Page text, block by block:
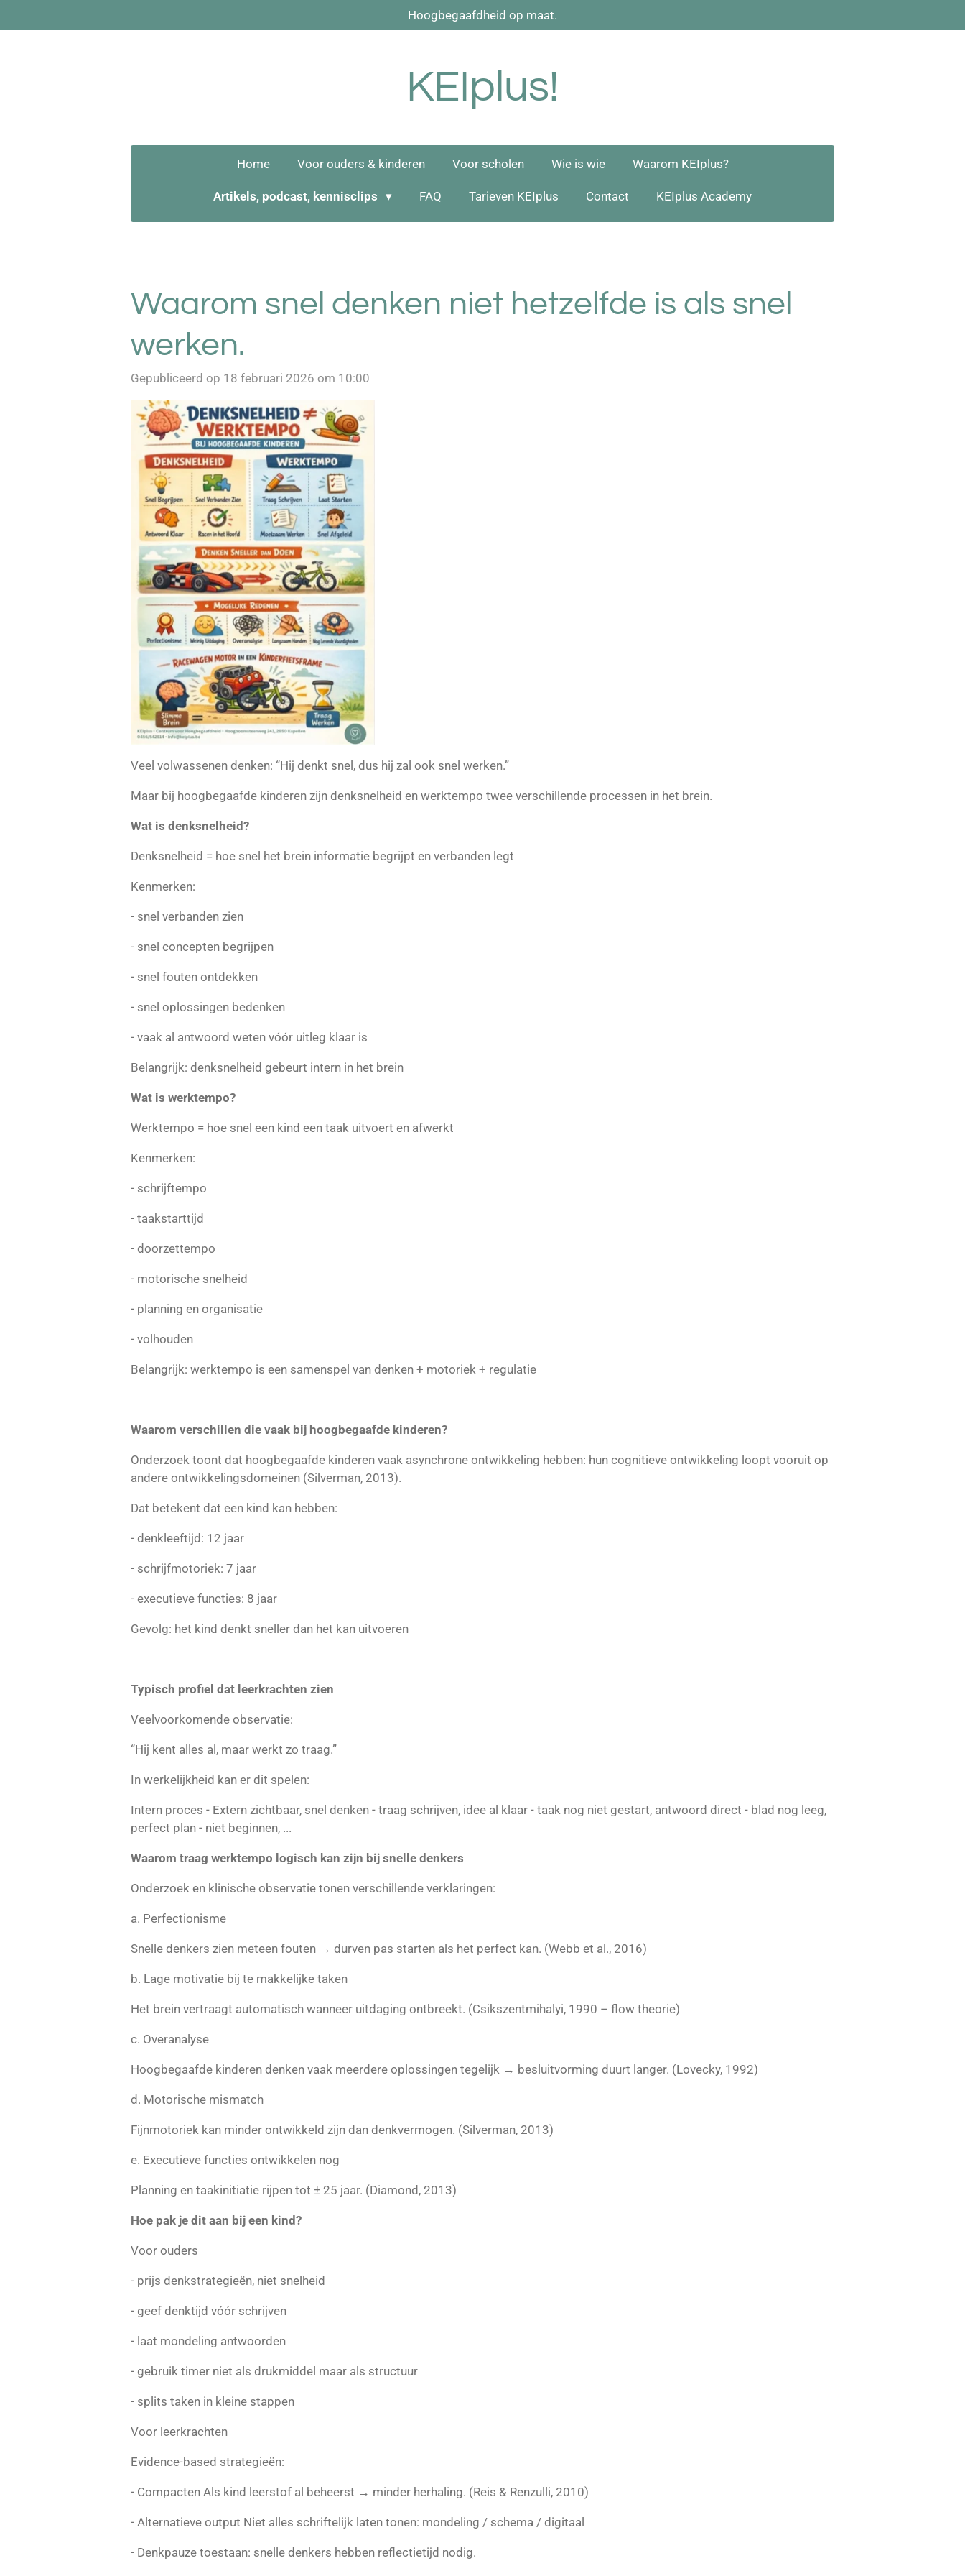
direct
Hoogbegaafdheid op maat.
KEIplus!
Home Voor ouders & kinderen Voor scholen Wie is wie Waarom KEIplus?
Artikels, podcast, kennisclips FAQ Tarieven KEIplus Contact KEIplus Academy
Waarom snel denken niet hetzelfde is als snel
werken.
Gepubliceerd op 18 februari 2026 om 10:00
Veel volwassenen denken: “Hij denkt snel, dus hij zal ook snel werken.”
Maar bij hoogbegaafde kinderen zijn denksnelheid en werktempo twee verschillende processen in het brein.
Wat is denksnelheid?
Denksnelheid = hoe snel het brein informatie begrijpt en verbanden legt
Kenmerken:
- snel verbanden zien
- snel concepten begrijpen
- snel fouten ontdekken
- snel oplossingen bedenken
- vaak al antwoord weten vóór uitleg klaar is
Belangrijk: denksnelheid gebeurt intern in het brein
Wat is werktempo?
Werktempo = hoe snel een kind een taak uitvoert en afwerkt
Kenmerken:
- schrijftempo
- taakstarttijd
- doorzettempo
- motorische snelheid
- planning en organisatie
- volhouden
Belangrijk: werktempo is een samenspel van denken + motoriek + regulatie
Waarom verschillen die vaak bij hoogbegaafde kinderen?
Onderzoek toont dat hoogbegaafde kinderen vaak asynchrone ontwikkeling hebben: hun cognitieve ontwikkeling loopt vooruit op
andere ontwikkelingsdomeinen (Silverman, 2013).
Dat betekent dat een kind kan hebben:
- denkleeftijd: 12 jaar
- schrijfmotoriek: 7 jaar
- executieve functies: 8 jaar
Gevolg: het kind denkt sneller dan het kan uitvoeren
Typisch profiel dat leerkrachten zien
Veelvoorkomende observatie:
“Hij kent alles al, maar werkt zo traag.”
In werkelijkheid kan er dit spelen:
Intern proces - Extern zichtbaar, snel denken - traag schrijven, idee al klaar - taak nog niet gestart, antwoord direct - blad nog leeg,
perfect plan - niet beginnen, ...
Waarom traag werktempo logisch kan zijn bij snelle denkers
Onderzoek en klinische observatie tonen verschillende verklaringen:
a. Perfectionisme
Snelle denkers zien meteen fouten → durven pas starten als het perfect kan. (Webb et al., 2016)
b. Lage motivatie bij te makkelijke taken
Het brein vertraagt automatisch wanneer uitdaging ontbreekt. (Csikszentmihalyi, 1990 – flow theorie)
c. Overanalyse
Hoogbegaafde kinderen denken vaak meerdere oplossingen tegelijk → besluitvorming duurt langer. (Lovecky, 1992)
d. Motorische mismatch
Fijnmotoriek kan minder ontwikkeld zijn dan denkvermogen. (Silverman, 2013)
e. Executieve functies ontwikkelen nog
Planning en taakinitiatie rijpen tot ± 25 jaar. (Diamond, 2013)
Hoe pak je dit aan bij een kind?
Voor ouders
- prijs denkstrategieën, niet snelheid
- geef denktijd vóór schrijven
- laat mondeling antwoorden
- gebruik timer niet als drukmiddel maar als structuur
- splits taken in kleine stappen
Voor leerkrachten
Evidence-based strategieën:
- Compacten Als kind leerstof al beheerst → minder herhaling. (Reis & Renzulli, 2010)
- Alternatieve output Niet alles schriftelijk laten tonen: mondeling / schema / digitaal
- Denkpauze toestaan: snelle denkers hebben reflectietijd nodig.